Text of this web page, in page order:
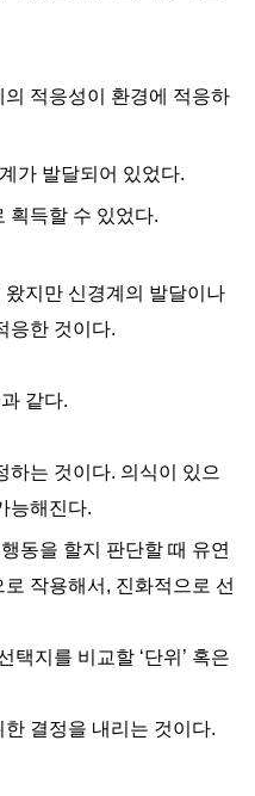
적응성이 환경에 적응하
가 발달되어 있었다.
획득할 수 있었다.
지만 신경계의 발달이나
응한 것이다.
같다.
하는 것이다. 의식이 있으
능해진다.
동을 할지 판단할 때 유연
작용해서, 진화적으로 선
택지를 비교할 ‘단위’ 혹은
결정을 내리는 것이다.